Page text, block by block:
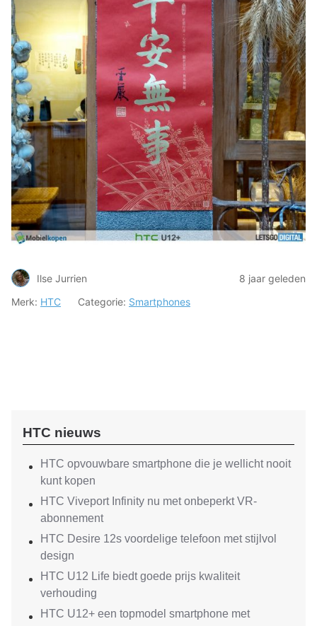
Ilse Jurrien
8 jaar geleden
Merk: HTC Categorie: Smartphones
HTC nieuws
HTC opvouwbare smartphone die je wellicht nooit
kunt kopen
HTC Viveport Infinity nu met onbeperkt VR-
abonnement
HTC Desire 12s voordelige telefoon met stijlvol
design
HTC U12 Life biedt goede prijs kwaliteit
verhouding
HTC U12+ een topmodel smartphone met